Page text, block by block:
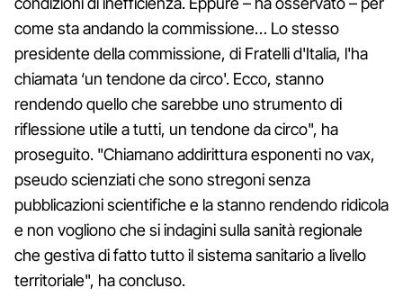
come sta andando la commissione… Lo stesso
presidente della commissione, di Fratelli d'Italia, l'ha
chiamata ‘un tendone da circo'. Ecco, stanno
rendendo quello che sarebbe uno strumento di
riflessione utile a tutti, un tendone da circo", ha
proseguito. "Chiamano addirittura esponenti no vax,
pseudo scienziati che sono stregoni senza
pubblicazioni scientifiche e la stanno rendendo ridicola
e non vogliono che si indagini sulla sanità regionale
che gestiva di fatto tutto il sistema sanitario a livello
territoriale", ha concluso.